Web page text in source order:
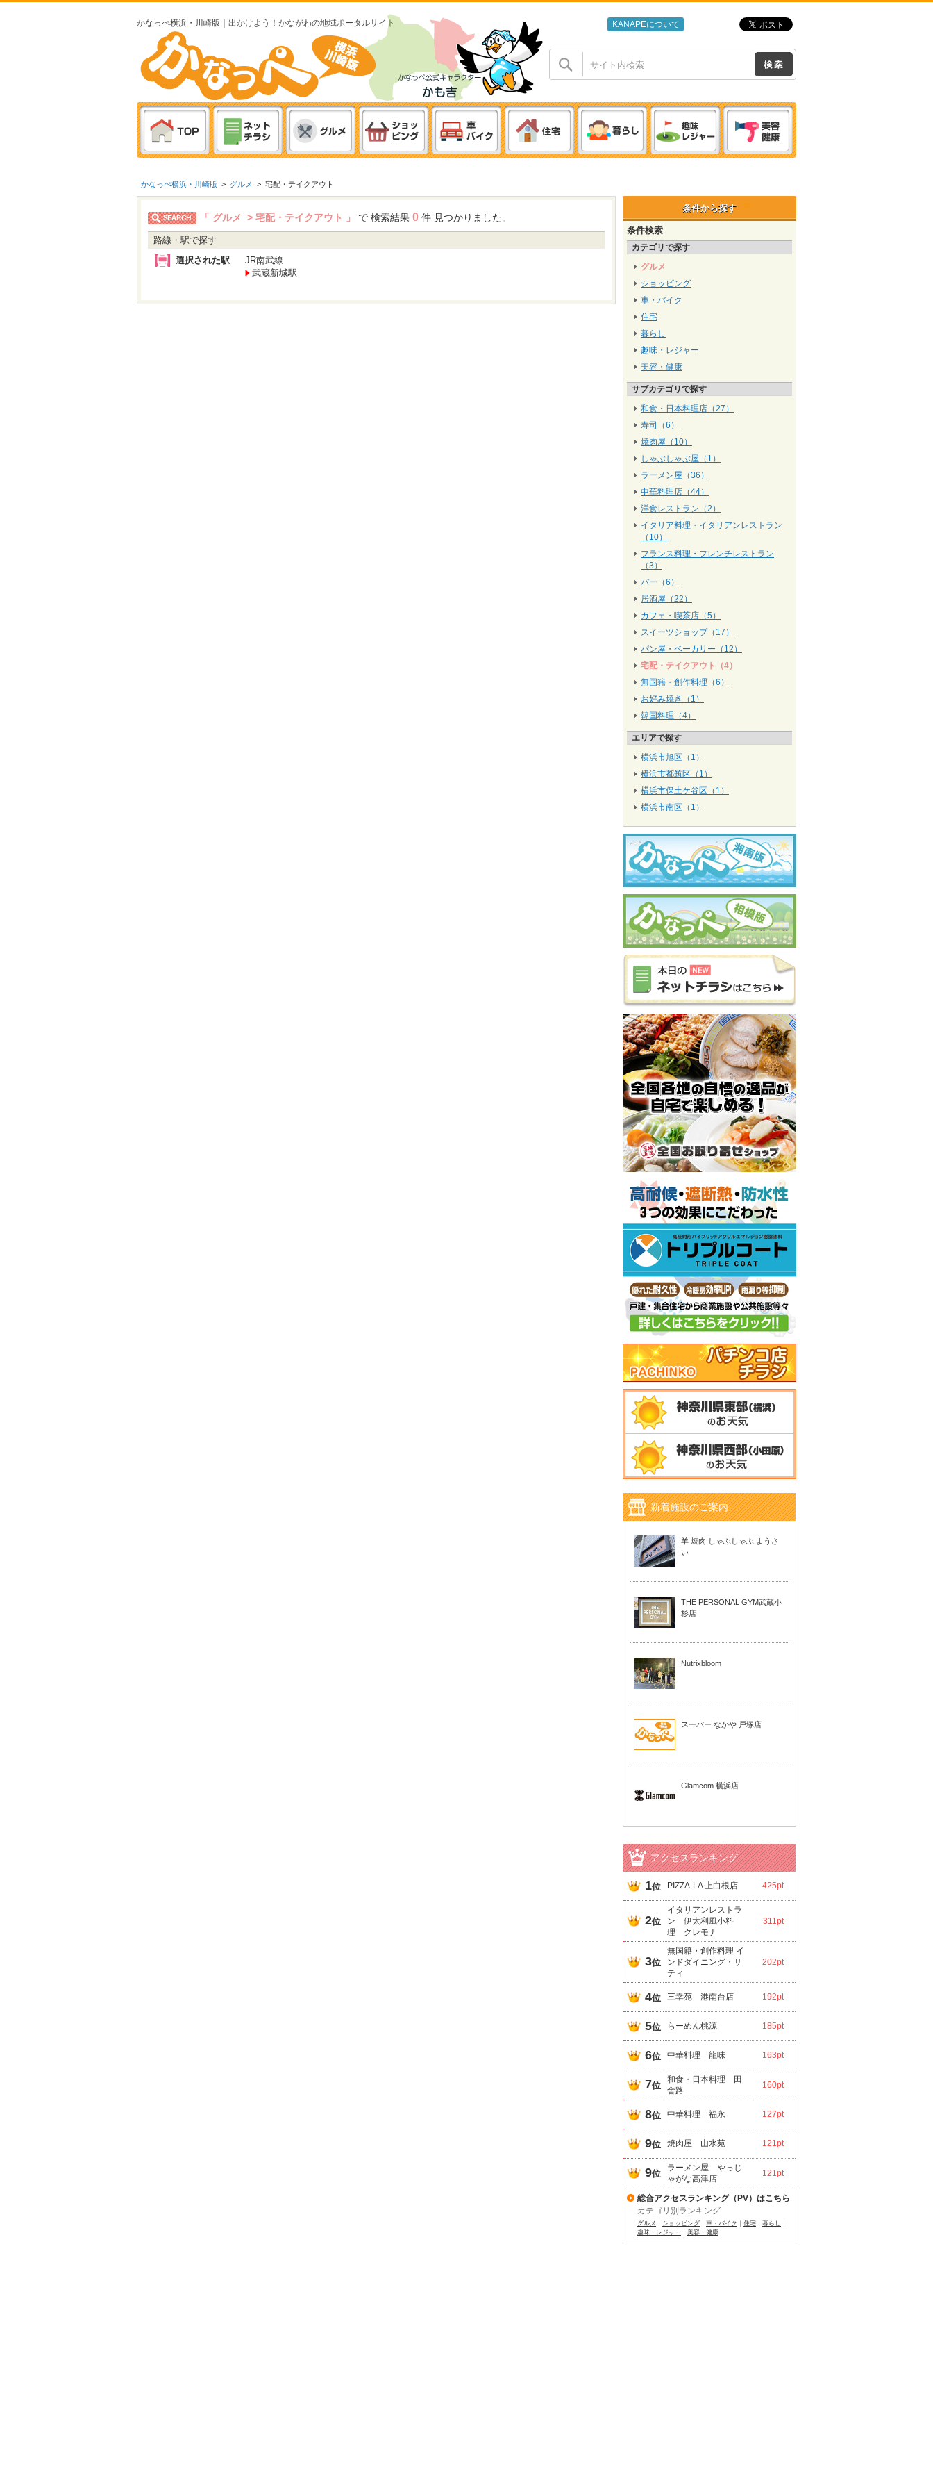
かなっぺ横浜・川崎版｜出かけよう！かながわの地域ポータルサイト KANAPEについて
かなっぺ横浜・川崎版 > グルメ > 宅配・テイクアウト
条件から探す
条件検索
カテゴリで探す
グルメ
ショッピング
車・バイク
住宅
暮らし
趣味・レジャー
美容・健康
サブカテゴリで探す
和食・日本料理店（27）
寿司（6）
焼肉屋（10）
しゃぶしゃぶ屋（1）
ラーメン屋（36）
中華料理店（44）
洋食レストラン（2）
イタリア料理・イタリアンレストラン
（10）
フランス料理・フレンチレストラン
（3）
バー（6）
居酒屋（22）
カフェ・喫茶店（5）
スイーツショップ（17）
パン屋・ベーカリー（12）
宅配・テイクアウト（4）
無国籍・創作料理（6）
お好み焼き（1）
韓国料理（4）
エリアで探す
横浜市旭区（1）
横浜市都筑区（1）
横浜市保土ケ谷区（1）
横浜市南区（1）
新着施設のご案内
羊 焼肉 しゃぶしゃぶ ようさ
い
THE PERSONAL GYM武蔵小
杉店
Nutrixbloom
スーパー なかや 戸塚店
Glamcom 横浜店
アクセスランキング
1位 PIZZA-LA 上白根店 425pt
2位
イタリアンレストラ
ン 伊太利風小料
理 クレモナ
311pt
3位
無国籍・創作料理 イ
ンドダイニング・サ
ティ
202pt
4位 三幸苑 港南台店 192pt
5位 らーめん桃源 185pt
6位 中華料理 龍味 163pt
7位
和食・日本料理 田
舎路
160pt
8位 中華料理 福永 127pt
9位 焼肉屋 山水苑 121pt
9位
ラーメン屋 やっじ
ゃがな高津店
121pt
総合アクセスランキング（PV）はこちら
カテゴリ別ランキング
グルメ ショッピング 車・バイク 住宅 暮らし
趣味・レジャー
美容・健康
「 グルメ > 宅配・テイクアウト 」 で 検索結果 0 件 見つかりました。
路線・駅で探す
選択された駅
JR南武線
武蔵新城駅